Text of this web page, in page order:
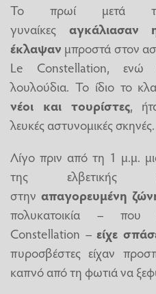
Το πρωί μετά
γυναίκες
έκλαψαν μπροστά στον
Le Constellation, ενώ
λουλούδια. Το ίδιο το
νέοι και τουρίστες,
λευκές αστυνομικές σκηνές.
Λίγο πριν από τη 1 μ.μ.
της ελβετικής
στην απαγορευμένη
πολυκατοικία – που
Constellation –είχε
πυροσβέστες είχαν
καπνό από τη φωτιά να